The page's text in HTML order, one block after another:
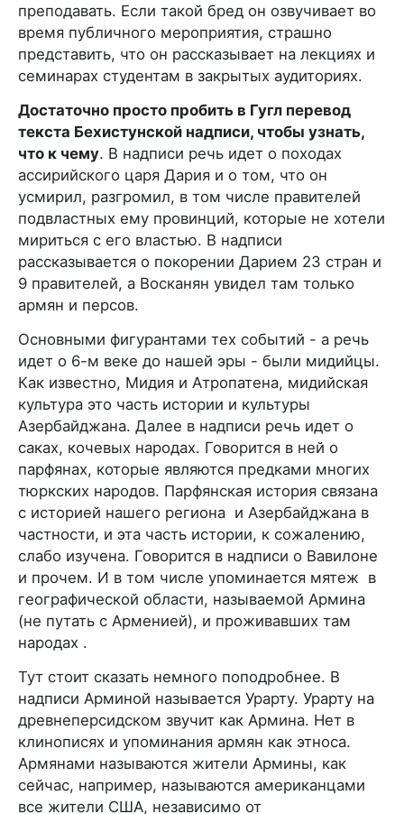
преподавать. Если такой бред он озвучивает во
время публичного мероприятия, страшно
представить, что он рассказывает на лекциях и
семинарах студентам в закрытых аудиториях.
Достаточно просто пробить в Гугл перевод
текста Бехистунской надписи, чтобы узнать,
что к чему. В надписи речь идет о походах
ассирийского царя Дария и о том, что он
усмирил, разгромил, в том числе правителей
подвластных ему провинций, которые не хотели
мириться с его властью. В надписи
рассказывается о покорении Дарием 23 стран и
9 правителей, а Восканян увидел там только
армян и персов.
Основными фигурантами тех событий - а речь
идет о 6-м веке до нашей эры - были мидийцы.
Как известно, Мидия и Атропатена, мидийская
культура это часть истории и культуры
Азербайджана. Далее в надписи речь идет о
саках, кочевых народах. Говорится в ней о
парфянах, которые являются предками многих
тюркских народов. Парфянская история связана
с историей нашего региона и Азербайджана в
частности, и эта часть истории, к сожалению,
слабо изучена. Говорится в надписи о Вавилоне
и прочем. И в том числе упоминается мятеж в
географической области, называемой Армина
(не путать с Арменией), и проживавших там
народах .
Тут стоит сказать немного поподробнее. В
надписи Арминой называется Урарту. Урарту на
древнеперсидском звучит как Армина. Нет в
клинописях и упоминания армян как этноса.
Армянами называются жители Армины, как
сейчас, например, называются американцами
все жители США, независимо от